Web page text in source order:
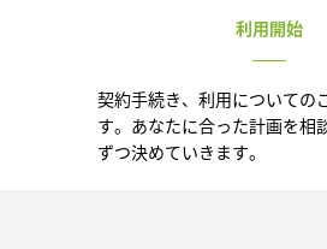
利用開始
契約手続き、利用についての
す。あなたに合った計画を相
ずつ決めていきます。